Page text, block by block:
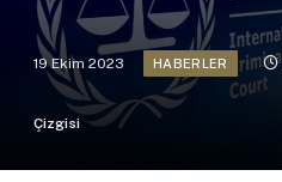
19 Ekim 2023 HABERLER
Çizgisi